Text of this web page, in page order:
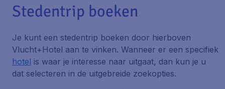
Stedentrip boeken
Je kunt een stedentrip boeken door hierboven
Vlucht+Hotel aan te vinken. Wanneer er een specifiek
hotel is waar je interesse naar uitgaat, dan kun je u
dat selecteren in de uitgebreide zoekopties.